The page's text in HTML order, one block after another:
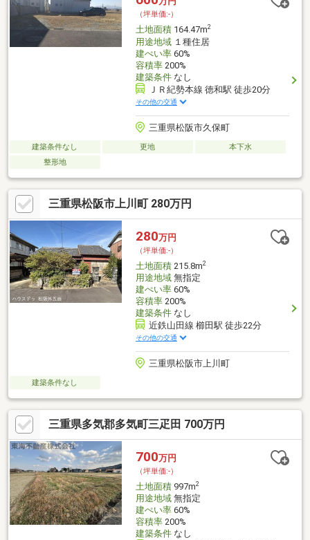
（坪単価:-）
土地面積164.47m2
用途地域１種住居
建ぺい率60%
容積率200%
建築条件なし
ＪＲ紀勢本線 徳和駅 徒歩20分
その他の交通
三重県松阪市久保町
建築条件なし 更地
本下水
整形地
三重県松阪市上川町 280万円
280万円
（坪単価:-）
土地面積215.8m2
用途地域無指定
建ぺい率60%
容積率200%
建築条件なし
近鉄山田線 櫛田駅 徒歩22分
その他の交通
三重県松阪市上川町
建築条件なし
三重県多気郡多気町三疋田 700万円
700万円
（坪単価:-）
土地面積997m2
用途地域無指定
建ぺい率60%
容積率200%
建築条件なし